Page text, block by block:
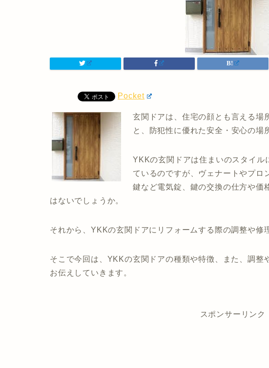
Pocket
玄関ドアは、住宅の顔とも言える場
と、防犯性に優れた安全・安心の場
YKKの玄関ドアは住まいのスタイル
ているのですが、ヴェナートやプロ
鍵など電気錠、鍵の交換の仕方や価
はないでしょうか。
それから、YKKの玄関ドアにリフォームする際の調整や修
そこで今回は、YKKの玄関ドアの種類や特徴、また、調整
お伝えしていきます。
スポンサーリンク